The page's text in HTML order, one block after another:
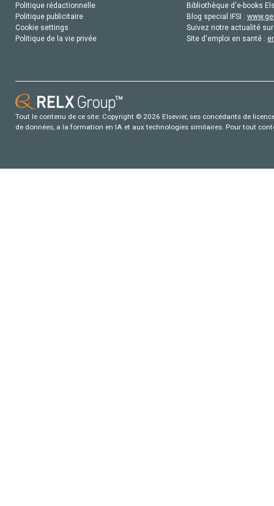
Politique rédactionnelle
Politique publicitaire
Cookie settings
Politique de la vie privée
Bibliothèque d'e-books
Blog special IFSI :
Suivez notre actualité
Site d'emploi en santé :
Tout le contenu de ce site: Copyright © 2026 Elsevier, ses concédants de
de données, a la formation en IA et aux technologies similaires. Pour tout